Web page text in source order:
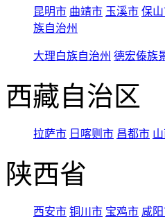
昆明市 曲靖市 玉溪市 保
族自治州
大理白族自治州 德宏傣族
西藏自治区
拉萨市 日喀则市 昌都市
陕西省
西安市 铜川市 宝鸡市 咸